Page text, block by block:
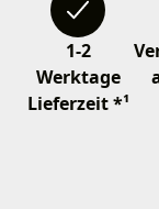
1-2
Werktage
Lieferzeit *¹